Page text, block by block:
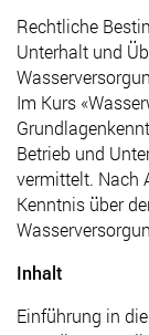
Rechtliche
Unterhalt und
Im Kurs
Betrieb und
vermittelt. Nach
Kenntnis über
Inhalt
Einführung in